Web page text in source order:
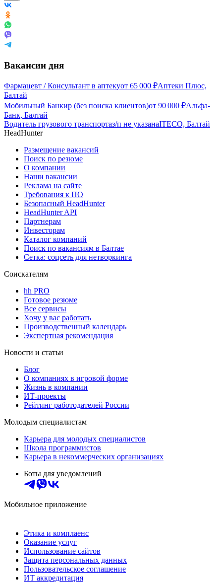
Вакансии дня
Фармацевт / Консультант в аптекуот 65 000 ₽Аптеки Плюс,
Балтай
Мобильный Банкир (без поиска клиентов)от 90 000 ₽Альфа-
Банк, Балтай
Водитель грузового транспортаз/п не указанаITECO, Балтай
HeadHunter
Размещение вакансий
Поиск по резюме
О компании
Наши вакансии
Реклама на сайте
Требования к ПО
Безопасный HeadHunter
HeadHunter API
Партнерам
Инвесторам
Каталог компаний
Поиск по вакансиям в Балтае
Сетка: соцсеть для нетворкинга
Соискателям
hh PRO
Готовое резюме
Все сервисы
Хочу у вас работать
Производственный календарь
Экспертная рекомендация
Новости и статьи
Блог
О компаниях в игровой форме
Жизнь в компании
ИТ-проекты
Рейтинг работодателей России
Молодым специалистам
Карьера для молодых специалистов
Школа программистов
Карьера в некоммерческих организациях
Боты для уведомлений
Мобильное приложение
Этика и комплаенс
Оказание услуг
Использование сайтов
Защита персональных данных
Пользовательское соглашение
ИТ аккредитация